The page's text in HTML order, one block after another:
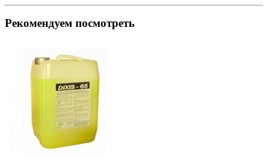
Рекомендуем посмотреть